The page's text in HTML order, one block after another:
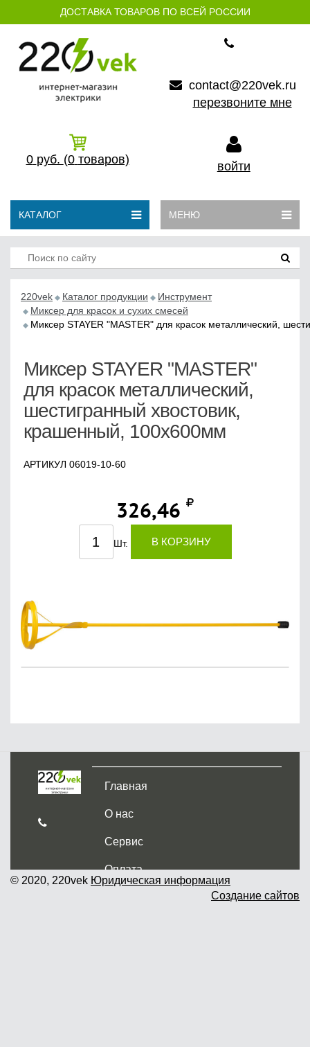
ДОСТАВКА ТОВАРОВ ПО ВСЕЙ РОССИИ
contact@220vek.ru
перезвоните мне
0 руб. (0 товаров) войти
КАТАЛОГ МЕНЮ
220vek Каталог продукции
Инструмент
Миксер для красок и сухих смесей
Миксер STAYER "MASTER" для красок металлический,
Миксер STAYER "MASTER"
для красок металлический,
шестигранный хвостовик,
крашенный, 100х600мм
АРТИКУЛ 06019-10-60
326,46
Шт. В КОРЗИНУ
Главная
О нас
Сервис
Оплата
Доставка и самовывоз
© 2020, 220vek Юридическая информация
Создание сайтов